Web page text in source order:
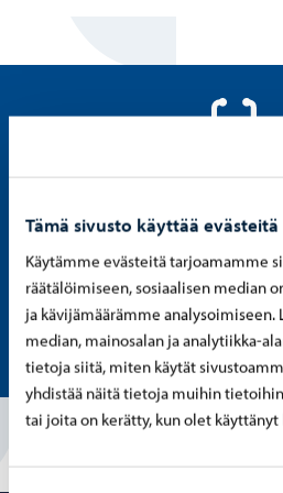
Tämä sivusto käyttää evästeitä
Käytämme evästeitä tarjoamamme
räätälöimiseen, sosiaalisen median
ja kävijämäärämme analysoimiseen.
median, mainosalan ja analytiikka-
tietoja siitä, miten käytät
yhdistää näitä tietoja muihin
tai joita on kerätty, kun olet
terveyspalvelut
Itä-Uudenmaan